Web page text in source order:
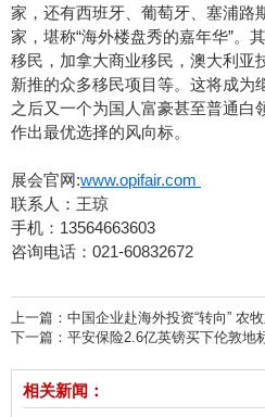
家，还有西班牙、葡萄牙、塞浦路
家，堪称“海外楼盘秀的嘉年华”。
移民，加拿大商业移民，澳大利亚
新推的众多移民项目等。这将成为
之后又一个为国人富豪甚至普通白
作出最优选择的风向标。
展会官网:www.opifair.com
联系人：王琼
手机：13564663603
咨询电话：021-60832672
上一篇： 中国企业赴海外投资“转向” 农
下一篇： 平安保险2.6亿英镑买下伦敦地
相关新闻：